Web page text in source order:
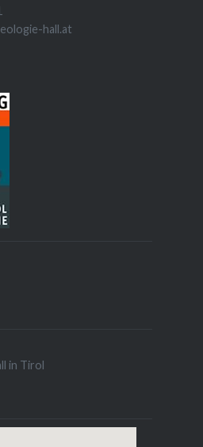
hall.at
in Tirol